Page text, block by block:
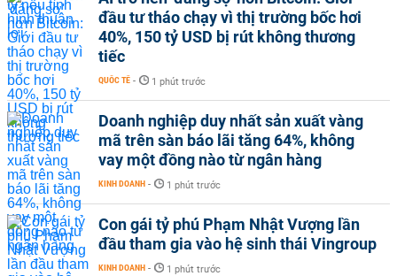
đầu tư tháo chạy vì thị trường bốc hơi
40%, 150 tỷ USD bị rút không thương
tiếc
QUỐC TẾ - 1 phút trước
Doanh nghiệp duy nhất sản xuất vàng
mã trên sàn báo lãi tăng 64%, không
vay một đồng nào từ ngân hàng
KINH DOANH - 1 phút trước
Con gái tỷ phú Phạm Nhật Vượng lần
đầu tham gia vào hệ sinh thái Vingroup
KINH DOANH - 1 phút trước